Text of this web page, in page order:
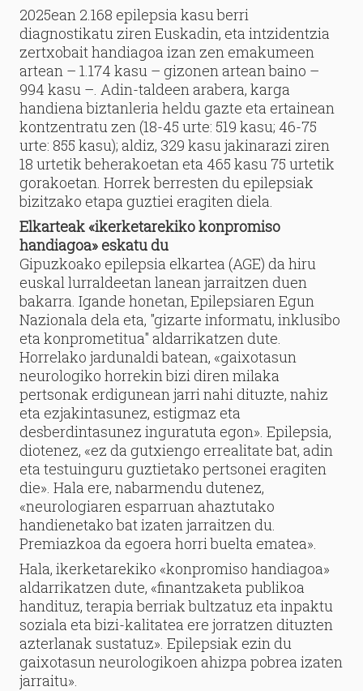
2025ean 2.168 epilepsia kasu berri
diagnostikatu ziren Euskadin, eta intzidentzia
zertxobait handiagoa izan zen emakumeen
artean – 1.174 kasu – gizonen artean baino –
994 kasu –. Adin-taldeen arabera, karga
handiena biztanleria heldu gazte eta ertainean
kontzentratu zen (18-45 urte: 519 kasu; 46-75
urte: 855 kasu); aldiz, 329 kasu jakinarazi ziren
18 urtetik beherakoetan eta 465 kasu 75 urtetik
gorakoetan. Horrek berresten du epilepsiak
bizitzako etapa guztiei eragiten diela.
Elkarteak «ikerketarekiko konpromiso
handiagoa» eskatu du
Gipuzkoako epilepsia elkartea (AGE) da hiru
euskal lurraldeetan lanean jarraitzen duen
bakarra. Igande honetan, Epilepsiaren Egun
Nazionala dela eta, "gizarte informatu, inklusibo
eta konprometitua" aldarrikatzen dute.
Horrelako jardunaldi batean, «gaixotasun
neurologiko horrekin bizi diren milaka
pertsonak erdigunean jarri nahi dituzte, nahiz
eta ezjakintasunez, estigmaz eta
desberdintasunez inguratuta egon». Epilepsia,
diotenez, «ez da gutxiengo errealitate bat, adin
eta testuinguru guztietako pertsonei eragiten
die». Hala ere, nabarmendu dutenez,
«neurologiaren esparruan ahaztutako
handienetako bat izaten jarraitzen du.
Premiazkoa da egoera horri buelta ematea».
Hala, ikerketarekiko «konpromiso handiagoa»
aldarrikatzen dute, «finantzaketa publikoa
handituz, terapia berriak bultzatuz eta inpaktu
soziala eta bizi-kalitatea ere jorratzen dituzten
azterlanak sustatuz». Epilepsiak ezin du
gaixotasun neurologikoen ahizpa pobrea izaten
jarraitu».